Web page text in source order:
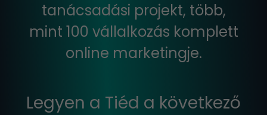
tanácsadási projekt, több,
mint 100 vállalkozás komplett
online marketingje.
Legyen a Tiéd a következő